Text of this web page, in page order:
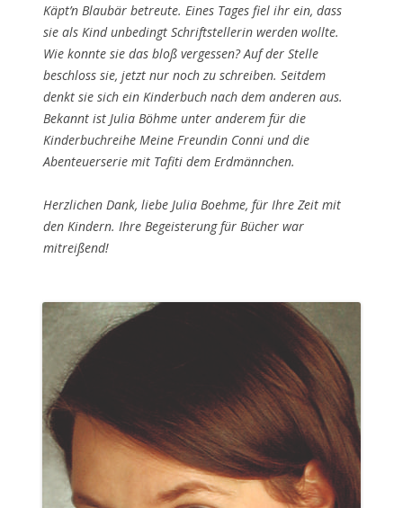
Käpt’n Blaubär betreute. Eines Tages fiel ihr ein, dass
sie als Kind unbedingt Schriftstellerin werden wollte.
Wie konnte sie das bloß vergessen? Auf der Stelle
beschloss sie, jetzt nur noch zu schreiben. Seitdem
denkt sie sich ein Kinderbuch nach dem anderen aus.
Bekannt ist Julia Böhme unter anderem für die
Kinderbuchreihe Meine Freundin Conni und die
Abenteuerserie mit Tafiti dem Erdmännchen.
Herzlichen Dank, liebe Julia Boehme, für Ihre Zeit mit
den Kindern. Ihre Begeisterung für Bücher war
mitreißend!